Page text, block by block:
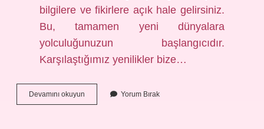
bilgilere ve fikirlere açık hale gelirsiniz.
Bu, tamamen yeni dünyalara
yolculuğunuzun başlangıcıdır.
Karşılaştığımız yenilikler bize…
Devamını okuyun Entelektüel
Insana
Yorum Bırak